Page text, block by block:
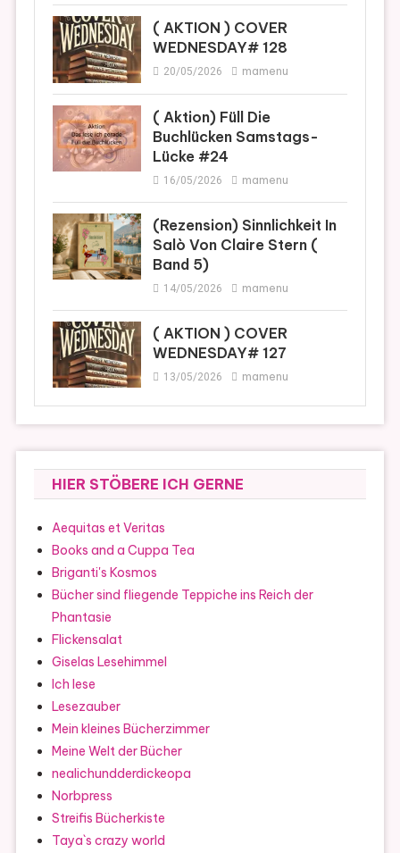
( AKTION ) COVER
WEDNESDAY# 128
20/05/2026 mamenu
( Aktion) Füll Die
Buchlücken Samstags-
Lücke #24
16/05/2026 mamenu
(Rezension) Sinnlichkeit In
Salò Von Claire Stern (
Band 5)
14/05/2026 mamenu
( AKTION ) COVER
WEDNESDAY# 127
13/05/2026 mamenu
HIER STÖBERE ICH GERNE
Aequitas et Veritas
Books and a Cuppa Tea
Briganti's Kosmos
Bücher sind fliegende Teppiche ins Reich der
Phantasie
Flickensalat
Giselas Lesehimmel
Ich lese
Lesezauber
Mein kleines Bücherzimmer
Meine Welt der Bücher
nealichundderdickeopa
Norbpress
Streifis Bücherkiste
Taya`s crazy world